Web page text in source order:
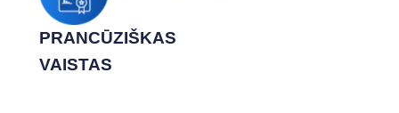
PRANCŪZIŠKAS
VAISTAS